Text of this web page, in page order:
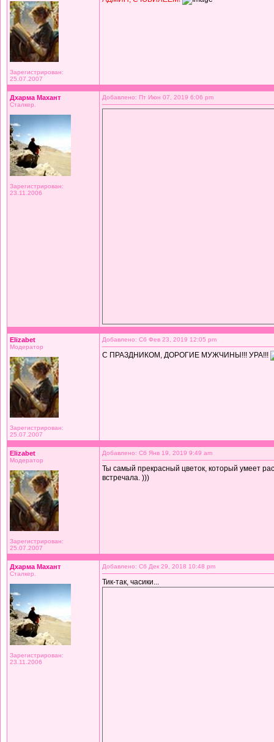
Зарегистрирован:
25.07.2007
Дхарма Махант
Сталкер.
Зарегистрирован:
23.11.2006
Добавлено: Пт Июн 07, 2019 6:06 pm
Elizabet
Модератор
Зарегистрирован:
25.07.2007
Добавлено: Сб Фев 23, 2019 12:05 pm
С ПРАЗДНИКОМ, ДОРОГИЕ МУЖЧИНЫ!!! УРА!!!
Elizabet
Модератор
Зарегистрирован:
25.07.2007
Добавлено: Сб Янв 19, 2019 9:49 am
Ты самый прекрасный цветок, который умеет
встречала. )))
Дхарма Махант
Сталкер.
Зарегистрирован:
23.11.2006
Добавлено: Сб Дек 29, 2018 10:48 pm
Тик-так, часики...